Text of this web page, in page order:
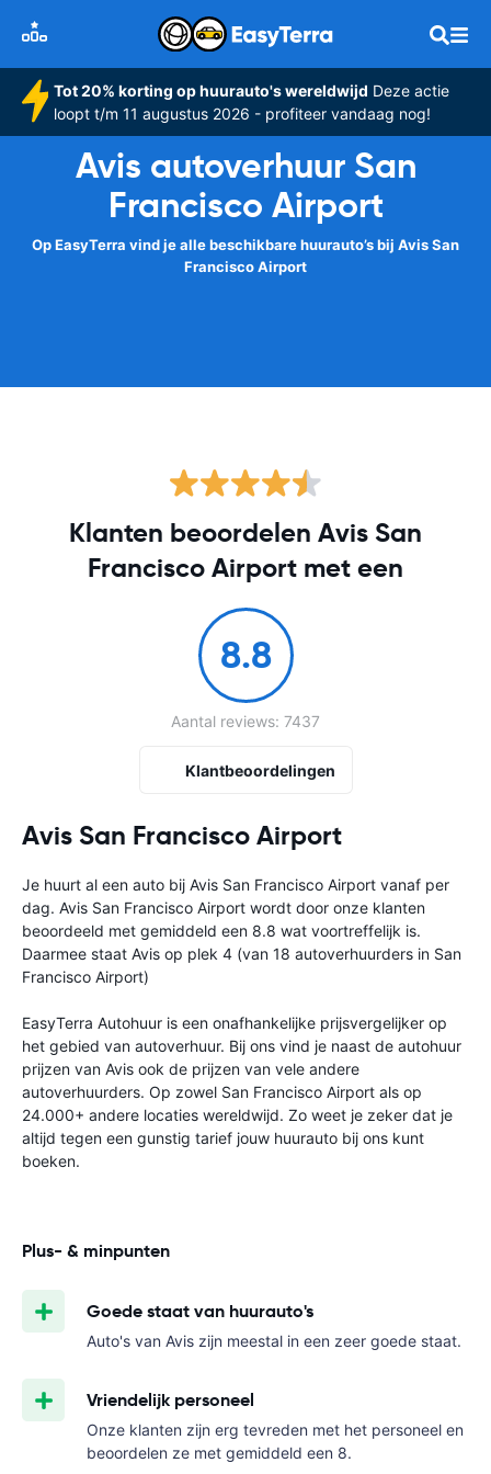
Tot 20% korting op huurauto's wereldwijd Deze actie
loopt t/m 11 augustus 2026 - profiteer vandaag nog!
Avis autoverhuur San
Francisco Airport
Op EasyTerra vind je alle beschikbare huurauto’s bij Avis San
Francisco Airport
Avis San Francisco Airport
Je huurt al een auto bij Avis San Francisco Airport vanaf per
dag. Avis San Francisco Airport wordt door onze klanten
beoordeeld met gemiddeld een 8.8 wat voortreffelijk is.
Daarmee staat Avis op plek 4 (van 18 autoverhuurders in San
Francisco Airport)
EasyTerra Autohuur is een onafhankelijke prijsvergelijker op
het gebied van autoverhuur. Bij ons vind je naast de autohuur
prijzen van Avis ook de prijzen van vele andere
autoverhuurders. Op zowel San Francisco Airport als op
24.000+ andere locaties wereldwijd. Zo weet je zeker dat je
altijd tegen een gunstig tarief jouw huurauto bij ons kunt
boeken.
Plus- & minpunten
Goede staat van huurauto's
Auto's van Avis zijn meestal in een zeer goede staat.
Vriendelijk personeel
Onze klanten zijn erg tevreden met het personeel en
beoordelen ze met gemiddeld een 8.
Klanten beoordelen Avis San
Francisco Airport met een
8.8
Aantal reviews: 7437
Klantbeoordelingen